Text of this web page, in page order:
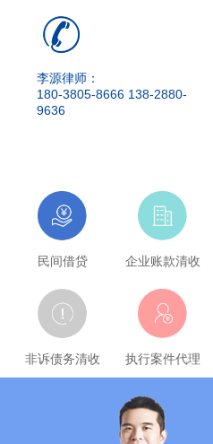
李源律师：
180-3805-8666 138-2880-
9636
民间借贷 企业账款清收
非诉债务清收 执行案件代理